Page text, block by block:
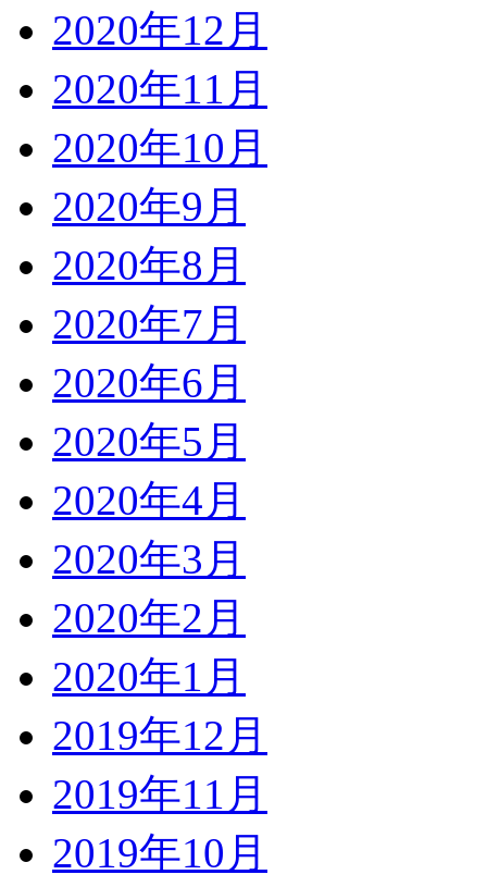
2020年12月
2020年11月
2020年10月
2020年9月
2020年8月
2020年7月
2020年6月
2020年5月
2020年4月
2020年3月
2020年2月
2020年1月
2019年12月
2019年11月
2019年10月